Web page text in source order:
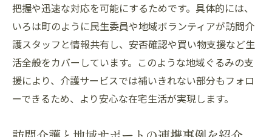
把握や迅速な対応を可能にするためです。具体的には、
いろは町のように民生委員や地域ボランティアが訪問介
護スタッフと情報共有し、安否確認や買い物支援など生
活全般をカバーしています。このような地域ぐるみの支
援により、介護サービスでは補いきれない部分もフォロ
ーできるため、より安心な在宅生活が実現します。